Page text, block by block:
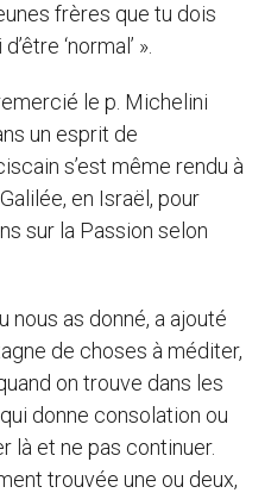
frères que tu dois
‘normal’ ».
le p. Michelini
un esprit de
s’est même rendu à
en Israël, pour
sur la Passion selon
nous as donné, a ajouté
de choses à méditer,
on trouve dans les
donne consolation ou
là et ne pas continuer.
trouvée une ou deux,